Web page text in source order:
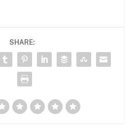
A
p
p
ar
te
ix
SHARE: